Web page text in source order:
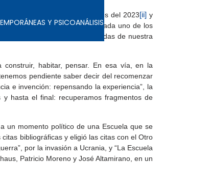
Y PSICOANÁLISIS
y que las programaciones del 2023[ii] y
la alegría suscitada porque cada uno de los
tres de ellas hoy son asociadas de nuestra
habitar, pensar. En esa vía, en la
pendiente saber decir del recomenzar
e invención: repensando la experiencia”, la
y hasta el final: recuperamos fragmentos de
un momento político de una Escuela que se
bibliográficas y eligió las citas con el Otro
por la invasión a Ucrania, y “La Escuela
Patricio Moreno y José Altamirano, en un